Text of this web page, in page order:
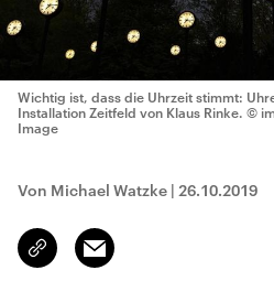
Wichtig ist, dass die Uhrzeit stimmt:
Installation Zeitfeld von Klaus Rinke. ©
Image
Von Michael Watzke | 26.10.2019
Link
kopieren/teilen
Email